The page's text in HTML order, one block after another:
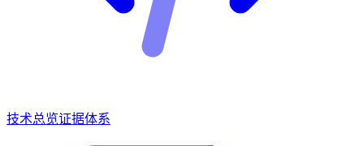
技术总览证据体系